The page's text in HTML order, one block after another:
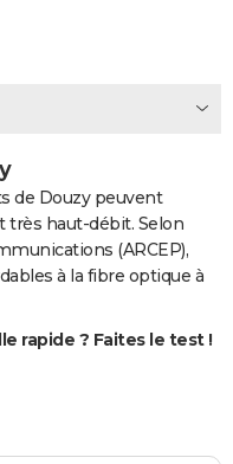
de Douzy peuvent
très haut-débit. Selon
(ARCEP),
à la fibre optique à
rapide ? Faites le test !